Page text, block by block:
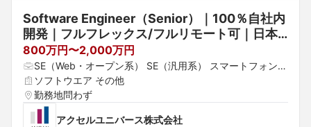
Software Engineer（Senior）｜100％自社内
開発｜フルフレックス/フルリモート可｜日本
を代表する大企業の先端プロジェクトも手掛け
る“少数精鋭”のシステム開発企業
800万円〜2,000万円
SE（Web・オープン系） SE（汎用系） スマートフォンア
プリエンジニア
ソフトウエア その他
勤務地問わず
アクセルユニバース株式会社